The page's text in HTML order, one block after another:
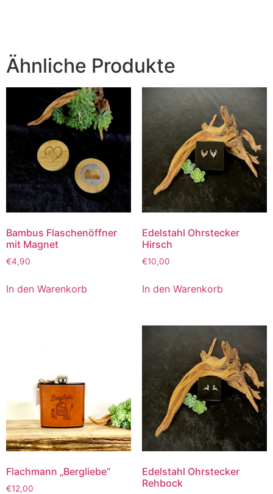
Ähnliche Produkte
Bambus Flaschenöffner
mit Magnet
€4,90
In den Warenkorb
Edelstahl Ohrstecker
Hirsch
€10,00
In den Warenkorb
Flachmann „Bergliebe“
€12,00
Edelstahl Ohrstecker
Rehbock